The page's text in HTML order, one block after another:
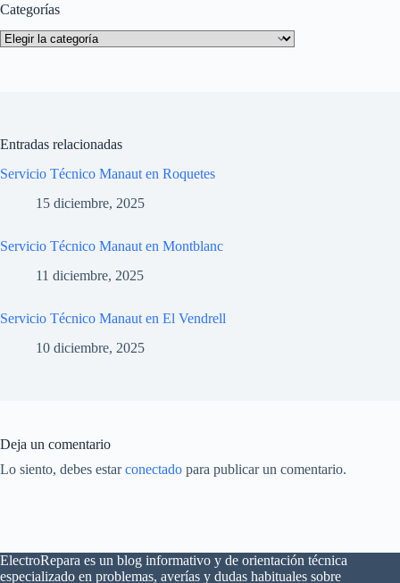
Categorías
Categorías
Entradas relacionadas
Servicio Técnico Manaut en Roquetes
15 diciembre, 2025
Servicio Técnico Manaut en Montblanc
11 diciembre, 2025
Servicio Técnico Manaut en El Vendrell
10 diciembre, 2025
Deja un comentario
Lo siento, debes estarconectado para publicar un comentario.
ElectroRepara es un blog informativo y de orientación técnica
especializado en problemas, averías y dudas habituales sobre